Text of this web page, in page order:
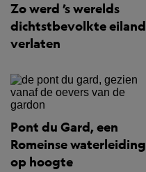
Zo werd ’s werelds
dichtstbevolkte eiland
verlaten
Pont du Gard, een
Romeinse waterleiding
op hoogte